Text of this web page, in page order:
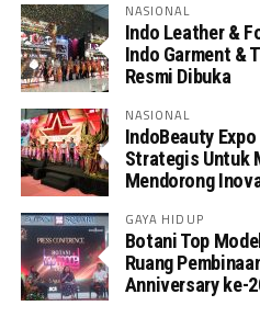
NASIONAL
Indo Leather &
Indo Garment &
Resmi Dibuka
NASIONAL
IndoBeauty
Strategis Untuk
Mendorong
GAYA HIDUP
Botani Top
Ruang
Anniversary ke-